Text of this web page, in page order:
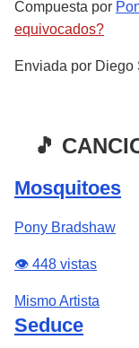
Compuesta por
equivocados?
Enviada por Diego
🎵
Mosquitoes
Pony Bradshaw
👁️ 448 vistas
Mismo Artista
Seduce